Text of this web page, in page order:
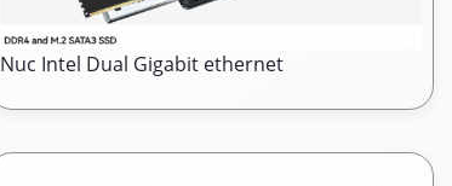
Nuc Intel Dual Gigabit ethernet